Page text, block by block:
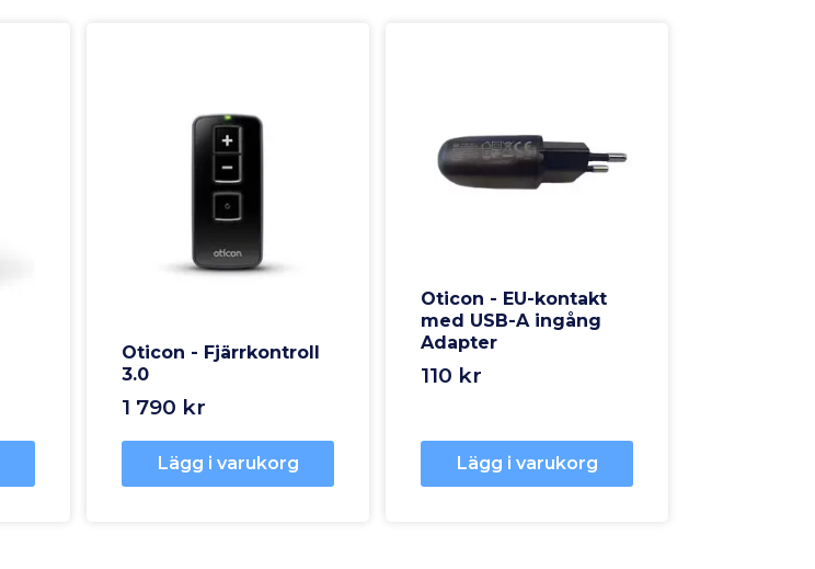
Oticon - Fjärrkontroll
3.0
1 790 kr
Lägg i varukorg
Oticon - EU-kontakt
med USB-A ingång
Adapter
110 kr
Lägg i varukorg